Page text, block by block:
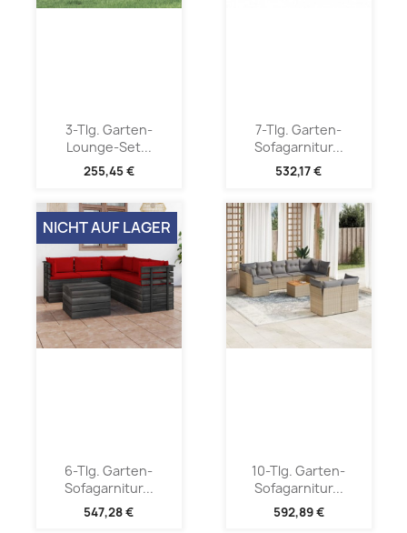
3-Tlg. Garten-
Lounge-Set...
255,45 €
7-Tlg. Garten-
Sofagarnitur...
532,17 €
6-Tlg. Garten-
Sofagarnitur...
547,28 €
NICHT AUF LAGER
10-Tlg. Garten-
Sofagarnitur...
592,89 €